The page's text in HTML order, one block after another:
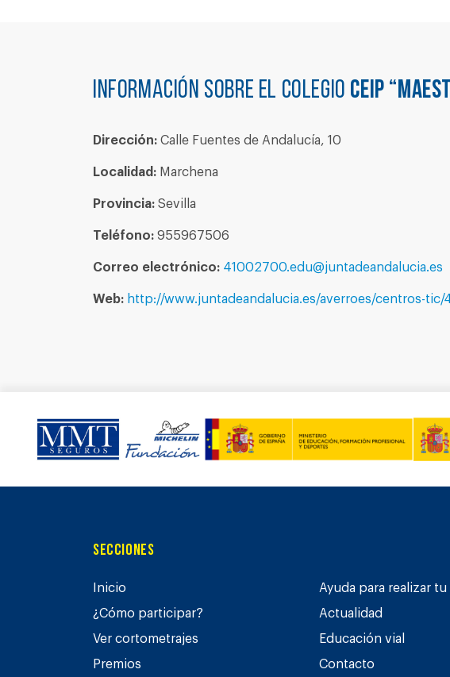
Información sobre el colegio CEIP
Dirección: Calle Fuentes de Andalucía, 10
Localidad: Marchena
Provincia: Sevilla
Teléfono: 955967506
Correo electrónico: 41002700.edu@juntadeandalucia.es
Web: http://www.juntadeandalucia.es/averroes/centros-
Secciones
Inicio
¿Cómo participar?
Ver cortometrajes
Premios
Ayuda para realizar
Actualidad
Educación vial
Contacto